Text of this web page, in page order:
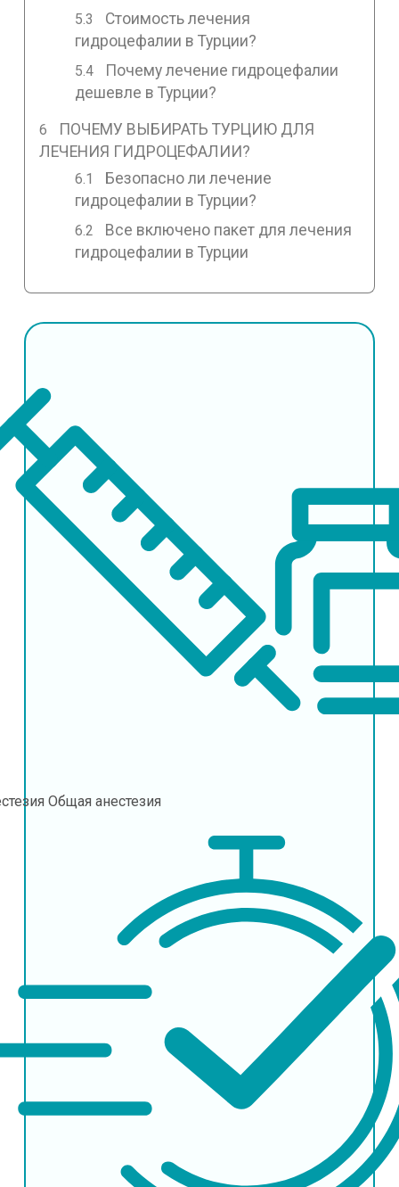
Стоимость лечения
гидроцефалии в Турции?
Почему лечение гидроцефалии
дешевле в Турции?
ПОЧЕМУ ВЫБИРАТЬ ТУРЦИЮ ДЛЯ
ЛЕЧЕНИЯ ГИДРОЦЕФАЛИИ?
Безопасно ли лечение
гидроцефалии в Турции?
Все включено пакет для лечения
гидроцефалии в Турции
Общая анестезия